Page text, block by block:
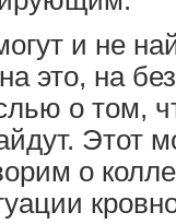
и не
это, на
о том,
Этот
о